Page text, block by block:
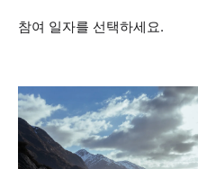
참여 일자를 선택하세요.